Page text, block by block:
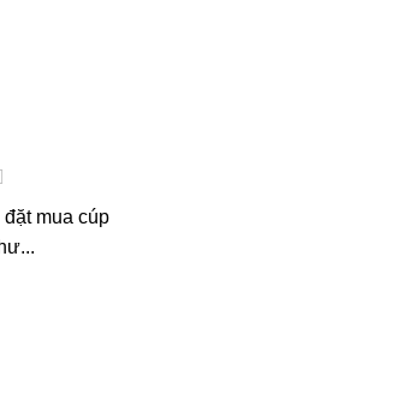
mua cúp